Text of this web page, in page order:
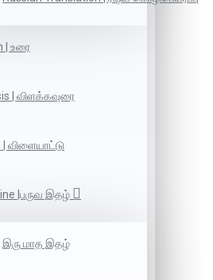
| உரை
| விளக்கவுரை
| விளையாட்டு
|பருவ இதழ்
இரு மாத இதழ்